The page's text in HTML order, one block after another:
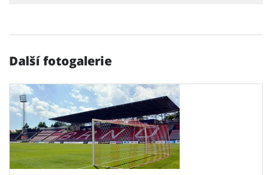
Další fotogalerie